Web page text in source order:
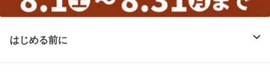
はじめる前に